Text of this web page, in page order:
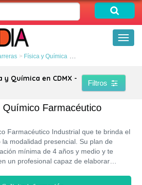
Física y Química CDMX - Ciudad de
y Química en CDMX -
Filtros
Farmacéutico
Farmacéutico Industrial que te brinda el
modalidad presencial. Su plan de
mínima de 4 años y medio y te
un profesional capaz de elaborar